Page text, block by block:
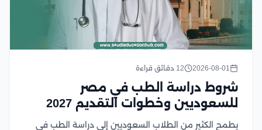
2026-08-01 12 دقائق قراءة
شروط دراسة الطب في مصر
للسعوديين وخطوات التقديم 2027
يطمح الكثير من الطلاب السعوديين إلى دراسة الطب في